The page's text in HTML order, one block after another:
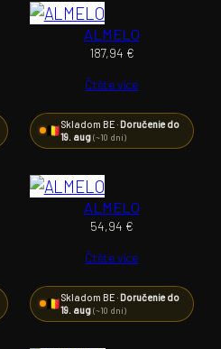
ALMELO
187,94 €
Čtěte více
Skladom BE ·Doručenie do
19. aug(~10 dní)
ALMELO
54,94 €
Čtěte více
Skladom BE ·Doručenie do
19. aug(~10 dní)